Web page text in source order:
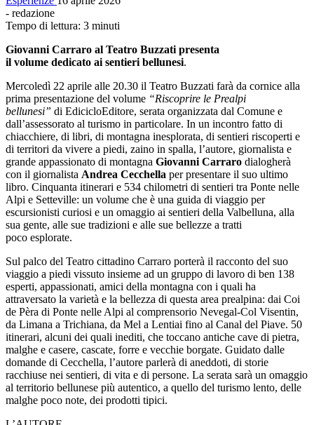
- redazione
Tempo di lettura: 3 minuti
Giovanni Carraro al Teatro Buzzati presenta
il volume dedicato ai sentieri bellunesi.
Mercoledì 22 aprile alle 20.30 il Teatro Buzzati farà da cornice alla
prima presentazione del volume “Riscoprire le Prealpi
bellunesi” di EdicicloEditore, serata organizzata dal Comune e
dall’assessorato al turismo in particolare. In un incontro fatto di
chiacchiere, di libri, di montagna inesplorata, di sentieri riscoperti e
di territori da vivere a piedi, zaino in spalla, l’autore, giornalista e
grande appassionato di montagna Giovanni Carraro dialogherà
con il giornalista Andrea Cecchella per presentare il suo ultimo
libro. Cinquanta itinerari e 534 chilometri di sentieri tra Ponte nelle
Alpi e Setteville: un volume che è una guida di viaggio per
escursionisti curiosi e un omaggio ai sentieri della Valbelluna, alla
sua gente, alle sue tradizioni e alle sue bellezze a tratti
poco esplorate.
Sul palco del Teatro cittadino Carraro porterà il racconto del suo
viaggio a piedi vissuto insieme ad un gruppo di lavoro di ben 138
esperti, appassionati, amici della montagna con i quali ha
attraversato la varietà e la bellezza di questa area prealpina: dai Coi
de Pèra di Ponte nelle Alpi al comprensorio Nevegal-Col Visentin,
da Limana a Trichiana, da Mel a Lentiai fino al Canal del Piave. 50
itinerari, alcuni dei quali inediti, che toccano antiche cave di pietra,
malghe e casere, cascate, forre e vecchie borgate. Guidato dalle
domande di Cecchella, l’autore parlerà di aneddoti, di storie
racchiuse nei sentieri, di vita e di persone. La serata sarà un omaggio
al territorio bellunese più autentico, a quello del turismo lento, delle
malghe poco note, dei prodotti tipici.